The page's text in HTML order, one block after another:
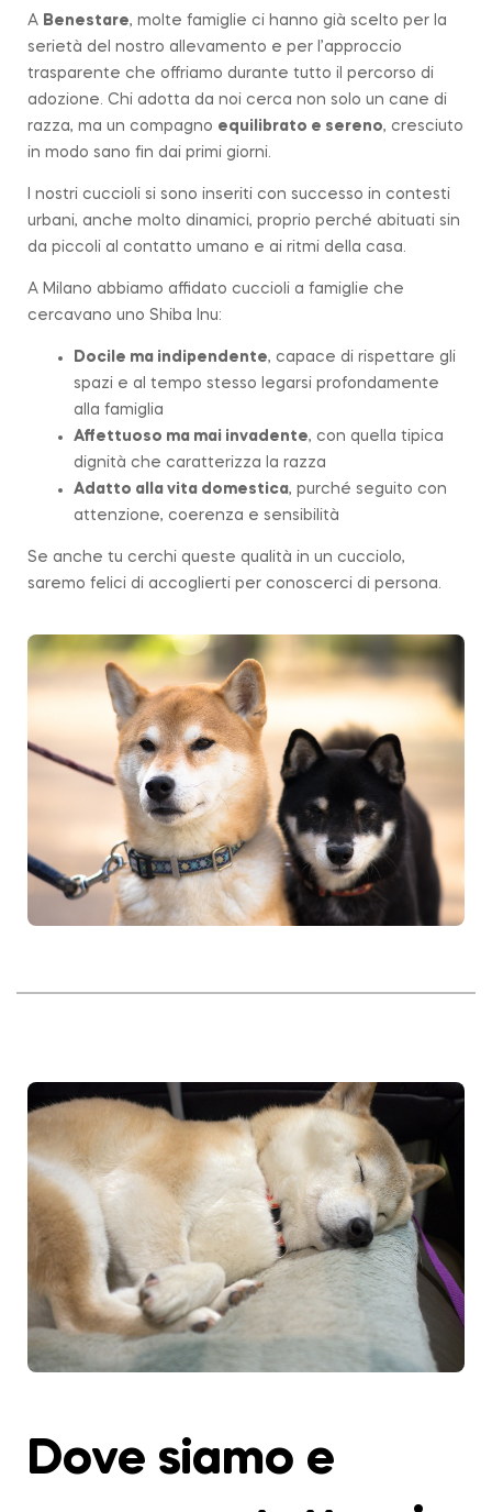
A Benestare, molte famiglie ci hanno già scelto per la
serietà del nostro allevamento e per l’approccio
trasparente che offriamo durante tutto il percorso di
adozione. Chi adotta da noi cerca non solo un cane di
razza, ma un compagno equilibrato e sereno, cresciuto
in modo sano fin dai primi giorni.
I nostri cuccioli si sono inseriti con successo in contesti
urbani, anche molto dinamici, proprio perché abituati sin
da piccoli al contatto umano e ai ritmi della casa.
A Milano abbiamo affidato cuccioli a famiglie che
cercavano uno Shiba Inu:
Docile ma indipendente, capace di rispettare gli
spazi e al tempo stesso legarsi profondamente
alla famiglia
Affettuoso ma mai invadente, con quella tipica
dignità che caratterizza la razza
Adatto alla vita domestica, purché seguito con
attenzione, coerenza e sensibilità
Se anche tu cerchi queste qualità in un cucciolo,
saremo felici di accoglierti per conoscerci di persona.
Dove siamo e